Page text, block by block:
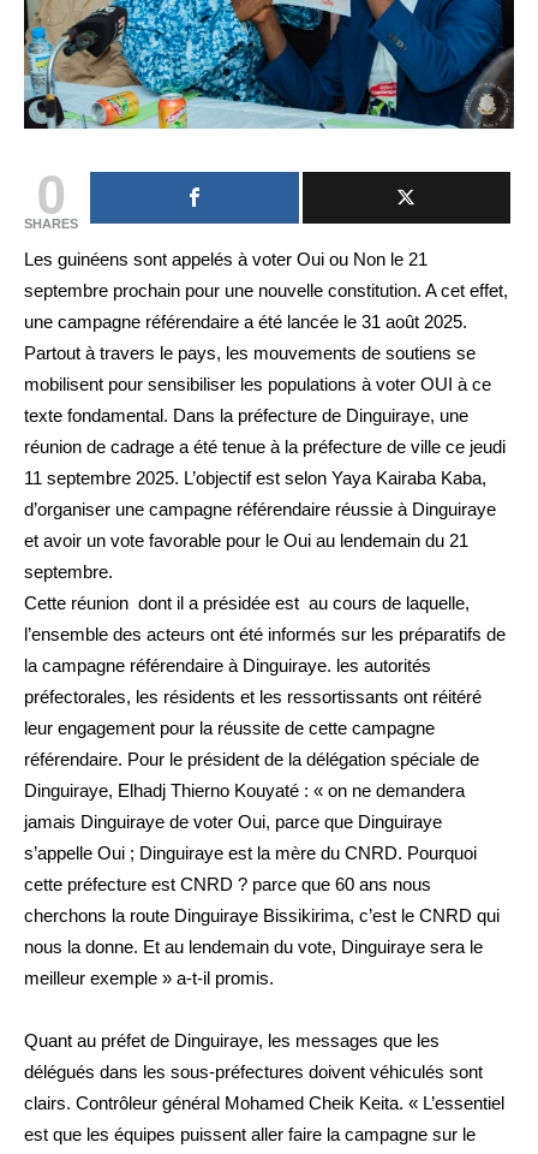
0
SHARES
Les guinéens sont appelés à voter Oui ou Non le 21
septembre prochain pour une nouvelle constitution. A cet effet,
une campagne référendaire a été lancée le 31 août 2025.
Partout à travers le pays, les mouvements de soutiens se
mobilisent pour sensibiliser les populations à voter OUI à ce
texte fondamental. Dans la préfecture de Dinguiraye, une
réunion de cadrage a été tenue à la préfecture de ville ce jeudi
11 septembre 2025. L’objectif est selon Yaya Kairaba Kaba,
d’organiser une campagne référendaire réussie à Dinguiraye
et avoir un vote favorable pour le Oui au lendemain du 21
septembre.
Cette réunion dont il a présidée est au cours de laquelle,
l’ensemble des acteurs ont été informés sur les préparatifs de
la campagne référendaire à Dinguiraye. les autorités
préfectorales, les résidents et les ressortissants ont réitéré
leur engagement pour la réussite de cette campagne
référendaire. Pour le président de la délégation spéciale de
Dinguiraye, Elhadj Thierno Kouyaté : « on ne demandera
jamais Dinguiraye de voter Oui, parce que Dinguiraye
s’appelle Oui ; Dinguiraye est la mère du CNRD. Pourquoi
cette préfecture est CNRD ? parce que 60 ans nous
cherchons la route Dinguiraye Bissikirima, c’est le CNRD qui
nous la donne. Et au lendemain du vote, Dinguiraye sera le
meilleur exemple » a-t-il promis.
Quant au préfet de Dinguiraye, les messages que les
délégués dans les sous-préfectures doivent véhiculés sont
clairs. Contrôleur général Mohamed Cheik Keita. « L’essentiel
est que les équipes puissent aller faire la campagne sur le